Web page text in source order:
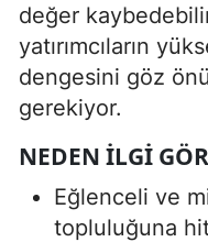
değer
yatırımcıların
dengesini göz
gerekiyor.
NEDEN İLGI
Eğlenceli ve
topluluğuna